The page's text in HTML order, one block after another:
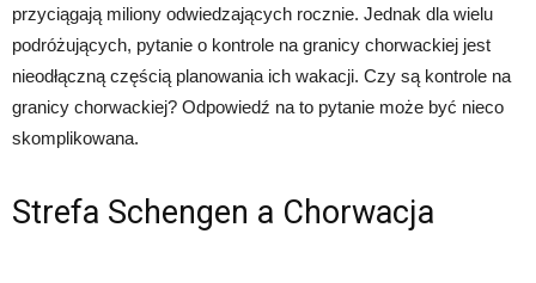
przyciągają miliony odwiedzających rocznie. Jednak dla wielu
podróżujących, pytanie o kontrole na granicy chorwackiej jest
nieodłączną częścią planowania ich wakacji. Czy są kontrole na
granicy chorwackiej? Odpowiedź na to pytanie może być nieco
skomplikowana.
Strefa Schengen a Chorwacja